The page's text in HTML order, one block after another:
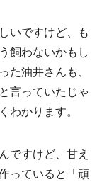
いですけど、も
飼わないかもし
油井さんも、
言っていたじゃ
かります。
ですけど、甘え
っていると「頑